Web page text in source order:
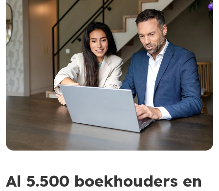
Al 5.500 boekhouders en